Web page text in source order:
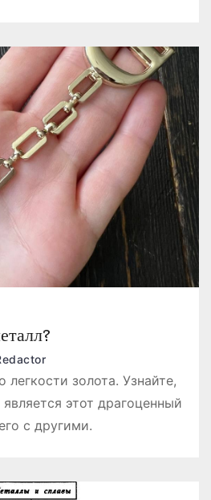
золота. Узнайте,
этот драгоценный
с другими.